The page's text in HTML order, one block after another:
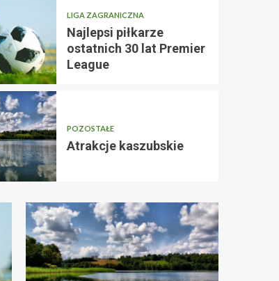
historyczny
LIGA ZAGRANICZNA
Najlepsi piłkarze
ostatnich 30 lat Premier
League
POZOSTAŁE
Atrakcje kaszubskie